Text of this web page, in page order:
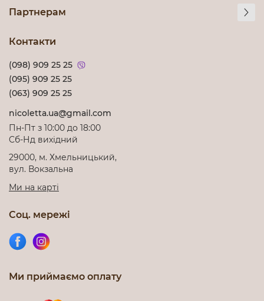
Партнерам
Контакти
(098) 909 25 25
(095) 909 25 25
(063) 909 25 25
nicoletta.ua@gmail.com
Пн-Пт з 10:00 до 18:00
Cб-Нд вихідний
29000, м. Хмельницький,
вул. Вокзальна
Ми на карті
Соц. мережі
Ми приймаємо оплату